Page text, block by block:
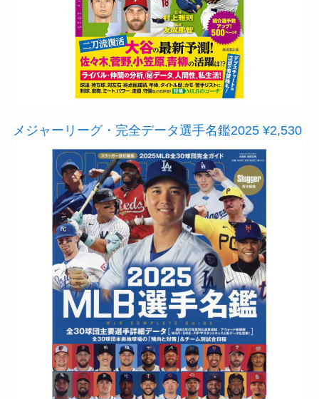
メジャーリーグ・完全データ選手名鑑2025 ¥2,530